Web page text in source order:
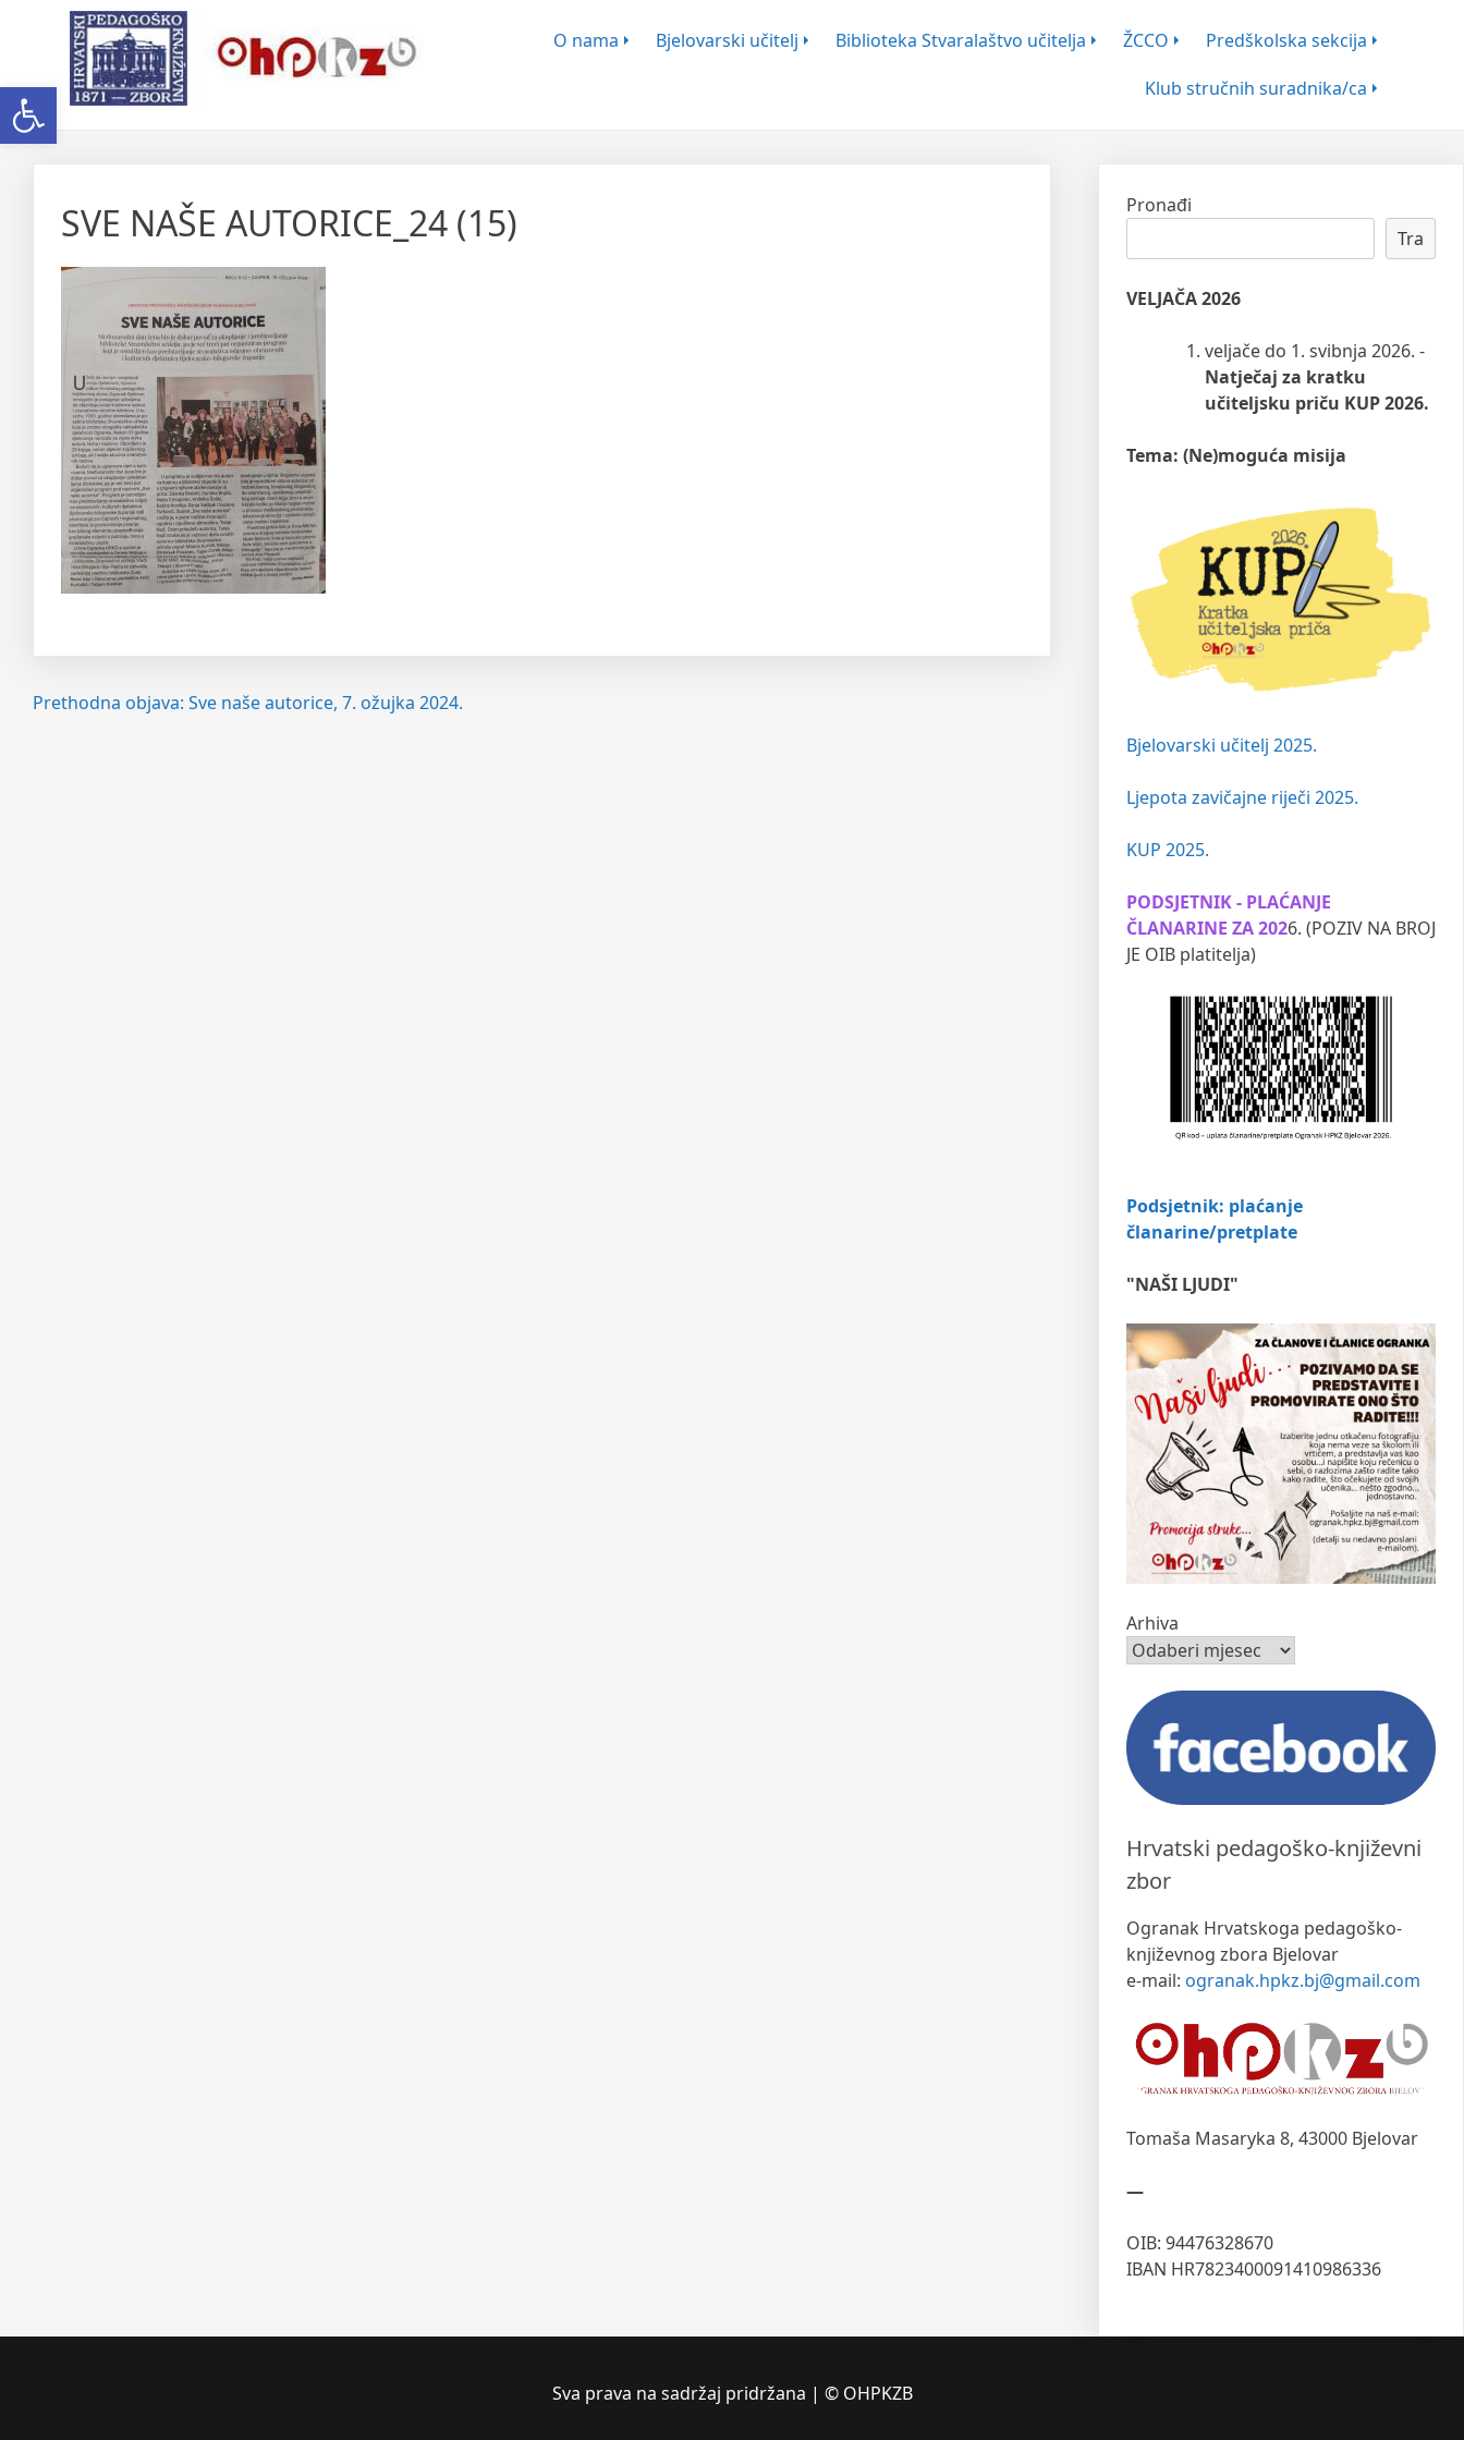
Open toolbar
Ogranak Hrvatskoga Pedagoško-Književnog Zbora Bjelovar
O nama Bjelovarski učitelj Biblioteka Stvaralaštvo učitelja ŽCCO
Predškolska sekcija
Klub stručnih suradnika/ca
SVE NAŠE AUTORICE_24 (15)
Navigacija
Prethodna objava: Sve naše autorice, 7. ožujka 2024.
Pronađi
Tra
VELJAČA 2026
veljače do 1. svibnja 2026. -
Natječaj za kratku
učiteljsku priču KUP 2026.
Tema: (Ne)moguća misija
Bjelovarski učitelj 2025.
Ljepota zavičajne riječi 2025.
KUP 2025.
PODSJETNIK - PLAĆANJE
ČLANARINE ZA 2026. (POZIV NA BROJ
JE OIB platitelja)
Podsjetnik: plaćanje
članarine/pretplate
"NAŠI LJUDI"
Arhiva
Hrvatski pedagoško-književni
zbor
Ogranak Hrvatskoga pedagoško-
književnog zbora Bjelovar
e-mail: ogranak.hpkz.bj@gmail.com
Tomaša Masaryka 8, 43000 Bjelovar
—
OIB: 94476328670
IBAN HR7823400091410986336
Sva prava na sadržaj pridržana | © OHPKZB